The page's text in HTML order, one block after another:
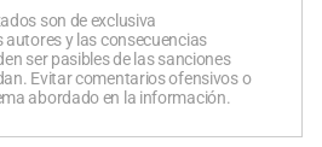
son de exclusiva
autores y las consecuencias
ser pasibles de las sanciones
Evitar comentarios ofensivos o
abordado en la información.